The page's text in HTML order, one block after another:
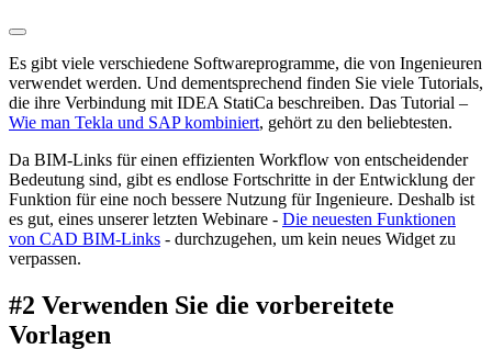
Es gibt viele verschiedene Softwareprogramme, die von Ingenieuren
verwendet werden. Und dementsprechend finden Sie viele Tutorials,
die ihre Verbindung mit IDEA StatiCa beschreiben. Das Tutorial –
Wie man Tekla und SAP kombiniert, gehört zu den beliebtesten.
Da BIM-Links für einen effizienten Workflow von entscheidender
Bedeutung sind, gibt es endlose Fortschritte in der Entwicklung der
Funktion für eine noch bessere Nutzung für Ingenieure. Deshalb ist
es gut, eines unserer letzten Webinare - Die neuesten Funktionen
von CAD BIM-Links - durchzugehen, um kein neues Widget zu
verpassen.
#2 Verwenden Sie die vorbereitete
Vorlagen